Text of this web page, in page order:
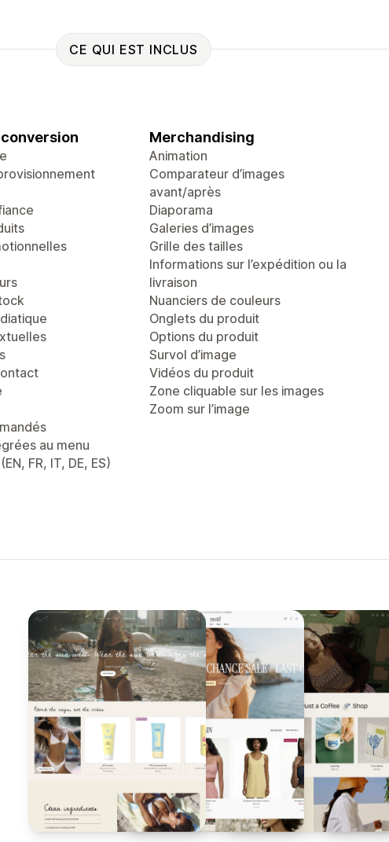
CE QUI EST INCLUS
au menu
FR, IT, DE, ES)
Merchandising
Animation
Comparateur d’images
avant/après
Diaporama
Galeries d’images
Grille des tailles
Informations sur l’expédition ou la
livraison
Nuanciers de couleurs
Onglets du produit
Options du produit
Survol d’image
Vidéos du produit
Zone cliquable sur les images
Zoom sur l’image